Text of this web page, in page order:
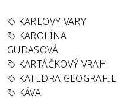
KARLOVY VARY
KAROLÍNA
GUDASOVÁ
KARTÁČKOVÝ VRAH
KATEDRA GEOGRAFIE
KÁVA